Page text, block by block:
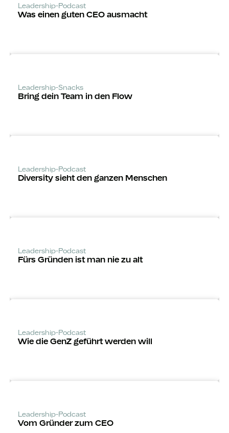
Leadership-Podcast
Was einen guten CEO ausmacht
Leadership-Snacks
Bring dein Team in den Flow
Leadership-Podcast
Diversity sieht den ganzen Menschen
Leadership-Podcast
Fürs Gründen ist man nie zu alt
Leadership-Podcast
Wie die GenZ geführt werden will
Leadership-Podcast
Vom Gründer zum CEO